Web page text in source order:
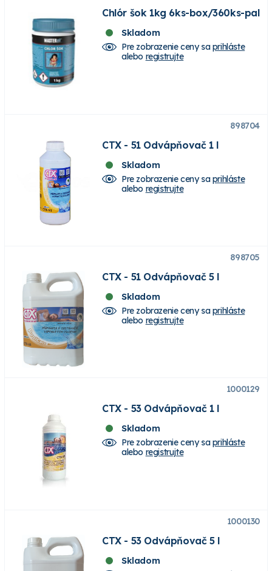
Chlór šok 1kg 6ks-box/360ks-pal
Skladom
Pre zobrazenie ceny saprihláste
alebo registrujte
898704
CTX - 51 Odvápňovač 1 l
Skladom
Pre zobrazenie ceny saprihláste
alebo registrujte
898705
CTX - 51 Odvápňovač 5 l
Skladom
Pre zobrazenie ceny saprihláste
alebo registrujte
1000129
CTX - 53 Odvápňovač 1 l
Skladom
Pre zobrazenie ceny saprihláste
alebo registrujte
1000130
CTX - 53 Odvápňovač 5 l
Skladom